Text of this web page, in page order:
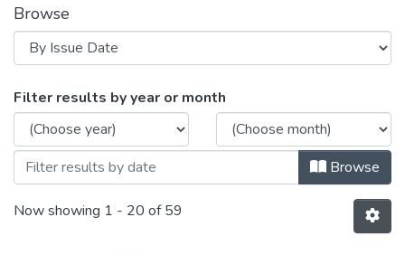
Browse
Browsing E.P. Ingeniería Mecánica
Filter results by year or month
Browse
Now showing 1 - 20 of 59